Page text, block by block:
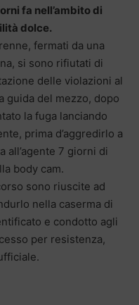
fa nell’ambito di
dolce.
fermati da una
si sono rifiutati di
delle violazioni al
guida del mezzo, dopo
la fuga lanciando
prima d’aggredirlo a
all’agente 7 giorni di
body cam.
sono riuscite ad
nella caserma di
e condotto agli
per resistenza,